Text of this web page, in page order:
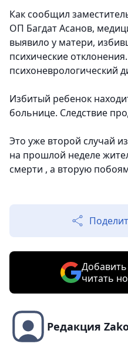
Как сообщил
ОП Багдат Асанов,
выявило у матери,
психические
психоневрологический
Избитый ребенок
больнице. Следствие
Это уже второй случай
на прошлой неделе
смерти , а вторую
читать
Редакция